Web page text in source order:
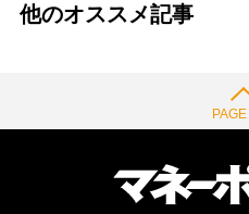
他のオススメ記事